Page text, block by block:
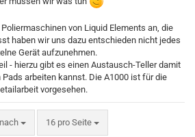
von Liquid Elements an, die
haben wir uns dazu entschieden nicht jedes
Gerät aufzunehmen.
- hierzu gibt es einen Austausch-Teller damit
arbeiten kannst. Die A1000 ist für die
vorgesehen.
16 pro Seite
pro Seite